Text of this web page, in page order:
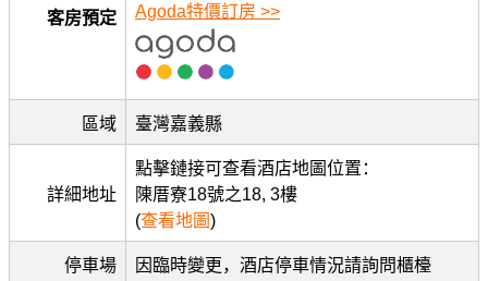
客房預定 Agoda特價訂房 >>
區域 臺灣嘉義縣
詳細地址
點擊鏈接可查看酒店地圖位置：
陳厝寮18號之18, 3樓
(查看地圖)
停車場 因臨時變更，酒店停車情況請詢問櫃檯